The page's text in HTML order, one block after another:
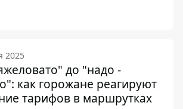
2025
до "надо -
как горожане реагируют
тарифов в маршрутках